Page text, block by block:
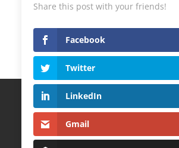
Quinoa Bianca El
Termini e Condizioni
Politica sulla Riservatezza
Share this post with your friends!
Facebook
Twitter
LinkedIn
Gmail